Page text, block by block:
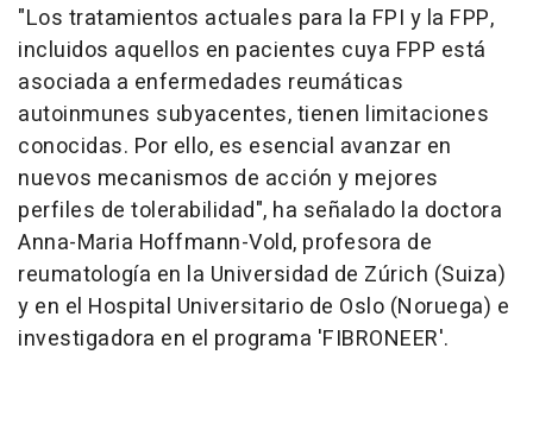
"Los tratamientos actuales para la FPI y la FPP,
incluidos aquellos en pacientes cuya FPP está
asociada a enfermedades reumáticas
autoinmunes subyacentes, tienen limitaciones
conocidas. Por ello, es esencial avanzar en
nuevos mecanismos de acción y mejores
perfiles de tolerabilidad", ha señalado la doctora
Anna-Maria Hoffmann-Vold, profesora de
reumatología en la Universidad de Zúrich (Suiza)
y en el Hospital Universitario de Oslo (Noruega) e
investigadora en el programa 'FIBRONEER'.